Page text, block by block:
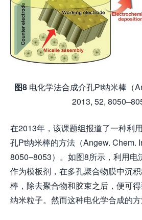
图8电化学法合成介孔Pt纳米棒（
2013, 52,
在2013年，该课题组报道了一种利
孔Pt纳米棒的方法（Angew. Chem.
8050–8053）。如图8所示，利用电
作为模板剂，在多孔聚合物膜中沉
棒，除去聚合物和胶束之后，便可
纳米粒子。然而这种电化学合成的方